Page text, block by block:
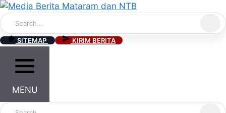
Skip
to
content
SITEMAP KIRIM BERITA
MENU